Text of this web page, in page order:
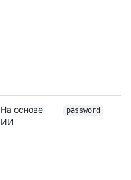
На основе
ИИ
password